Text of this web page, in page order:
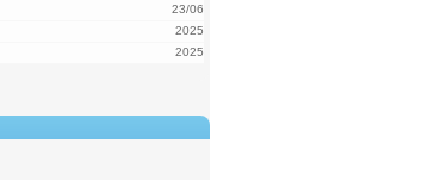
23/06
2025
2025